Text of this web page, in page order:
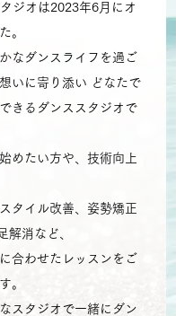
ジオは2023年6月にオ
。
なダンスライフを過ご
いに寄り添い どなたで
きるダンススタジオで
めたい方や、技術向上
タイル改善、姿勢矯正
解消など、
合わせたレッスンをご
。
スタジオで一緒にダン